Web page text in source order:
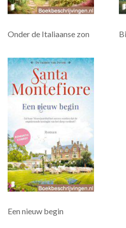
Onder de Italiaanse zon
Een nieuw begin